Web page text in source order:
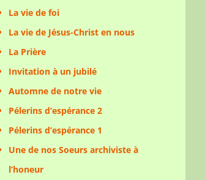
La vie de foi
La vie de Jésus-Christ en nous
La Prière
Invitation à un jubilé
Automne de notre vie
Pélerins d’espérance 2
Pélerins d’espérance 1
Une de nos Soeurs archiviste à
l’honeur